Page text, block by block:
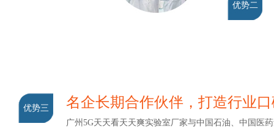
优势二
优势三 名企长期合作伙伴，打造行业
广州5G天天看天天爽实验室厂家与中国石油、中国医药集